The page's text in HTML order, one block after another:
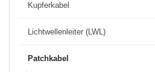
Kupferkabel
Lichtwellenleiter (LWL)
Patchkabel